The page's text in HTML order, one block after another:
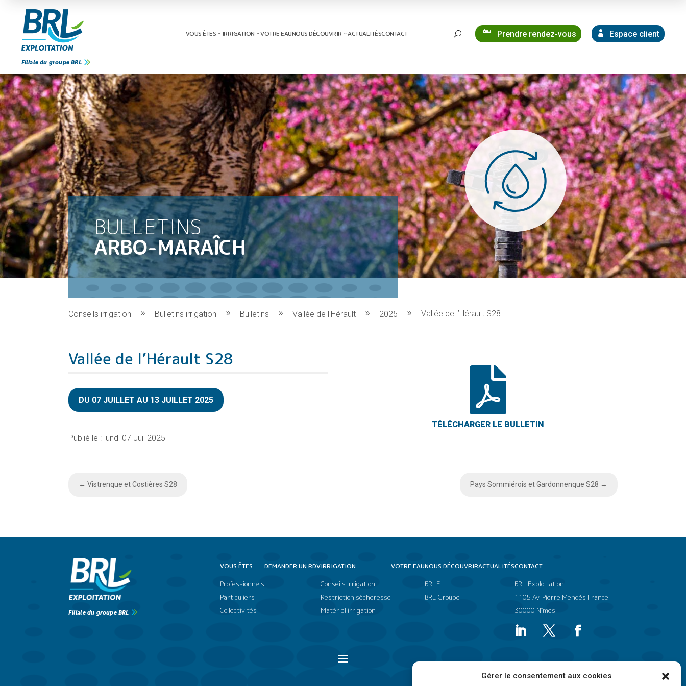
Gérer le consentement aux cookies
VOUS ÊTES IRRIGATION VOTRE EAUNOUS DÉCOUVRIR ACTUALITÉSCONTACT U Prendre rendez-vous Espace client
Filiale du groupe BRL
BULLETINS
ARBO-MARAÎCH
Conseils irrigation Bulletins irrigation Bulletins Vallée de l'Hérault 2025 Vallée de l’Hérault S28
Vallée de l’Hérault S28
DU 07 JUILLET AU 13 JUILLET 2025
lundi 07 Juil 2025

←Vistrenque et Costières S28 Pays Sommiérois et Gardonnenque S28 →
VOUS ÊTES
Professionnels
Particuliers
Collectivités
DEMANDER UN RDVIRRIGATION
Conseils irrigation
Restriction sécheresse
Matériel irrigation
VOTRE EAUNOUS DÉCOUVRIR
BRLE
BRL Groupe
ACTUALITÉSCONTACT
BRL Exploitation
1105 Av. Pierre Mendès France
30000 Nîmes
a
Filiale du groupe BRL